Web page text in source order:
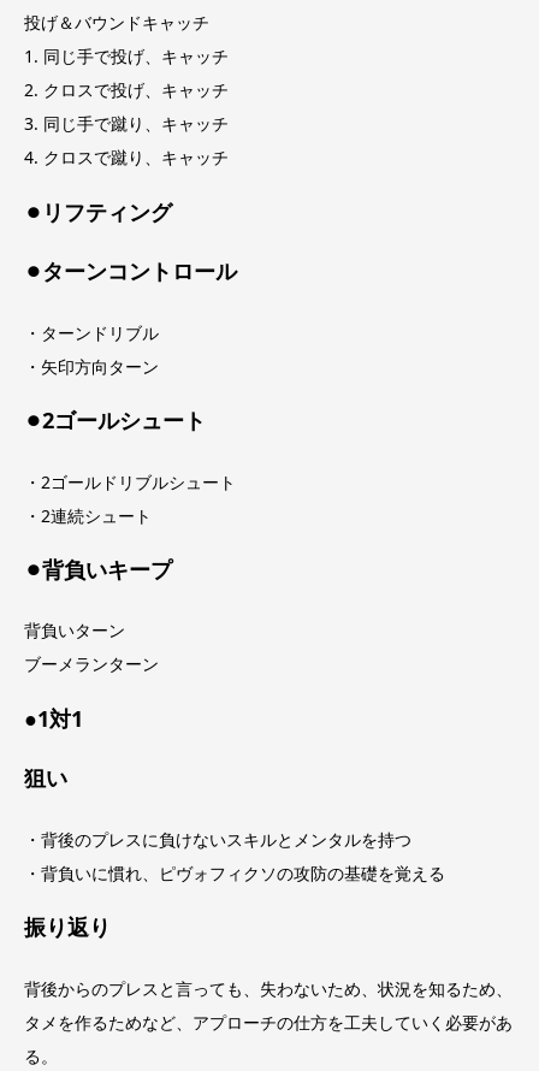
投げ＆バウンドキャッチ
1. 同じ手で投げ、キャッチ
2. クロスで投げ、キャッチ
3. 同じ手で蹴り、キャッチ
4. クロスで蹴り、キャッチ
⚫︎リフティング
⚫︎ターンコントロール
・ターンドリブル
・矢印方向ターン
⚫︎2ゴールシュート
・2ゴールドリブルシュート
・2連続シュート
⚫︎背負いキープ
背負いターン
ブーメランターン
●1対1
狙い
・背後のプレスに負けないスキルとメンタルを持つ
・背負いに慣れ、ピヴォフィクソの攻防の基礎を覚える
振り返り
背後からのプレスと言っても、失わないため、状況を知るため、
タメを作るためなど、アプローチの仕方を工夫していく必要があ
る。